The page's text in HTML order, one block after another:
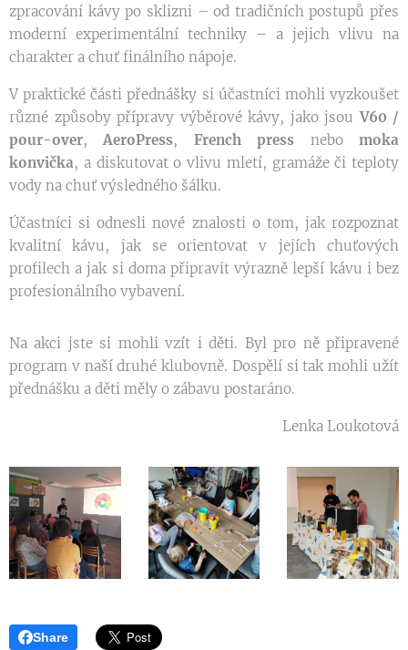
zpracování kávy po sklizni – od tradičních postupů přes
moderní experimentální techniky – a jejich vlivu na
charakter a chuť finálního nápoje.
V praktické části přednášky si účastníci mohli vyzkoušet
různé způsoby přípravy výběrové kávy, jako jsouV60 /
pour-over,AeroPress, French press nebomoka
konvička, a diskutovat o vlivu mletí, gramáže či teploty
vody na chuť výsledného šálku.
Účastníci si odnesli nové znalosti o tom, jak rozpoznat
kvalitní kávu, jak se orientovat v jejích chuťových
profilech a jak si doma připravit výrazně lepší kávu i bez
profesionálního vybavení.
Na akci jste si mohli vzít i děti. Byl pro ně připravené
program v naší druhé klubovně. Dospělí si tak mohli užít
přednášku a děti měly o zábavu postaráno.
Lenka Loukotová
Share